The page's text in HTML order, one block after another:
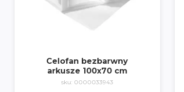
Celofan bezbarwny
arkusze 100x70 cm
sku: 0000033943